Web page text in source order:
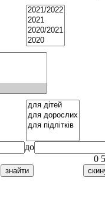
до
0